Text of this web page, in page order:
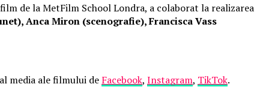
de la MetFilm School Londra, a colaborat la realizarea
Anca Miron (scenografie), Francisca Vass
media ale filmului de Facebook, Instagram, TikTok.